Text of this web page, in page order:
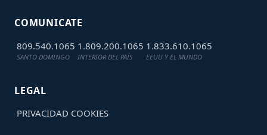
COMUNICATE
809.540.1065
SANTO DOMINGO
1.809.200.1065
INTERIOR DEL PAÍS
1.833.610.1065
EEUU Y EL MUNDO
LEGAL
PRIVACIDAD COOKIES